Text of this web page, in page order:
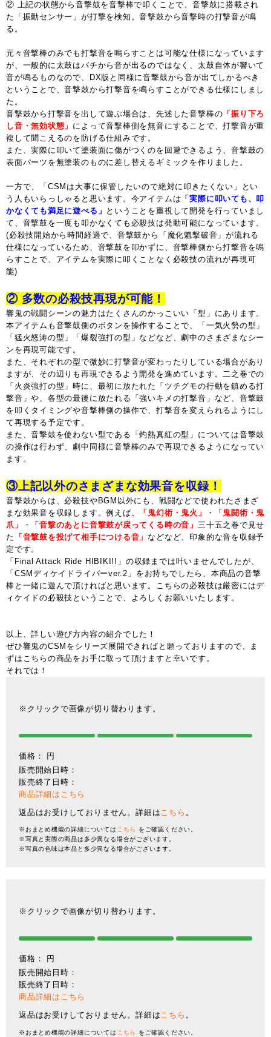
② 上記の状態から音撃鼓を音撃棒で叩くことで、音撃鼓に搭載され
た「振動センサー」が打撃を検知。音撃鼓から音撃時の打撃音が鳴
る。
元々音撃棒のみでも打撃音を鳴らすことは可能な仕様になっています
が、一般的に太鼓はバチから音が出るのではなく、太鼓自体が響いて
音が鳴るものなので、DX版と同様に音撃鼓から音が出てしかるべき
ということで、音撃鼓から打撃音を鳴らすことができる仕様にしまし
た。
音撃鼓から打撃音を出して遊ぶ場合は、先述した音撃棒の 「振り下ろ
し音・無効状態」 によって音撃棒側を無音にすることで、打撃音が重
複して聞こえるのを防げる仕組みです。
また、実際に叩いて塗装面に傷がつくのを回避できるよう、音撃鼓の
表面パーツを無塗装のものに差し替えるギミックを作りました。
一方で、「CSMは大事に保管したいので絶対に叩きたくない」とい
う人もいらっしゃると思います。今アイテムは 「実際に叩いても、叩
かなくても満足に遊べる」 ということを重視して開発を行っていまし
て、音撃鼓を一度も叩かなくても必殺技は発動可能になっています。
(必殺技開始から時間経過で、音撃鼓から「魔化魍撃破音」が流れる
仕様になっているため、音撃鼓を叩かずに、音撃棒側から打撃音を鳴
らすことで、アイテムを実際に叩くことなく必殺技の流れが再現可
能)
② 多数の必殺技再現が可能！
響鬼の戦闘シーンの魅力はたくさんのかっこいい「型」にあります。
本アイテムも音撃鼓側のボタンを操作することで、「一気火勢の型」
「猛火怒涛の型」「爆裂強打の型」などなど、劇中のさまざまなシー
ンを再現可能です。
また、それぞれの型で微妙に打撃音が変わったりしている場合があり
ますが、その辺りも再現できるよう開発を進めています。二之巻での
「火炎強打の型」時に、最初に放たれた「ツチグモの行動を鎮める打
撃音」や、各型の最後に放たれる「強いキメの打撃音」など、音撃鼓
を叩くタイミングや音撃棒側の操作で、打撃音を変えられるようにし
て再現する予定です。
また、音撃鼓を使わない型である「灼熱真紅の型」については音撃鼓
の操作は行わず、劇中同様に音撃棒のみで再現できるようになってい
ます。
③上記以外のさまざまな効果音を収録！
音撃鼓からは、必殺技やBGM以外にも、戦闘などで使われたさまざ
まな効果音を収録します。例えば、「鬼幻術・鬼火」 ・
「鬼闘術・鬼
爪」
・ 「音撃のあとに音撃鼓が戻ってくる時の音」 三十五之巻で見せ
た 「音撃鼓を投げて相手につける音」などなど、印象的な音を収録予
定です。
「Final Attack Ride HIBIKI!!」の収録までは叶いませんでしたが、
「CSMディケイドライバーver.2」をお持ちでしたら、本商品の音撃
棒と一緒に遊んで頂ければと思います。こちらの必殺技は厳密にはデ
ィケイドの必殺技ということで、よろしくお願いいたします。
以上、詳しい遊び方内容の紹介でした！
ぜひ響鬼のCSMをシリーズ展開できればと願っておりますので、ま
ずはこちらの商品をお手に取って頂けますと幸いです。
それでは！
※クリックで画像が切り替わります。
価格： 円
販売開始日時：
販売終了日時：
商品詳細はこちら
返品はお受けしておりません。詳細はこちら 。
※おまとめ機能の詳細については こちら
をご確認ください。
※写真と実際の商品は多少異なる場合がございます。
※写真の色味は本品と多少異なる場合がございます。
※クリックで画像が切り替わります。
価格：
円
販売開始日時：
販売終了日時：
商品詳細はこちら
返品はお受けしておりません。詳細はこちら 。
※おまとめ機能の詳細については こちら
をご確認ください。